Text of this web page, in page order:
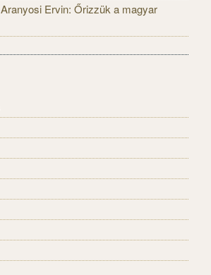
Aranyosi Ervin: Őrizzük a magyar